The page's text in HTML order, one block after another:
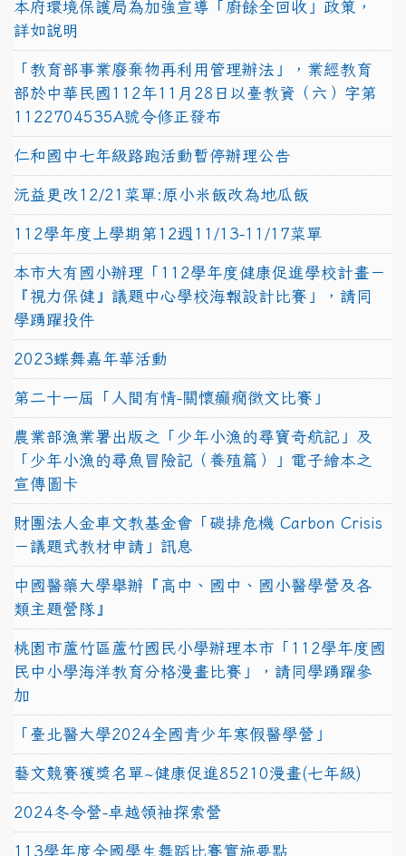
本府環境保護局為加強宣導「廚餘全回收」政策，
詳如說明
「教育部事業廢棄物再利用管理辦法」，業經教育
部於中華民國112年11月28日以臺教資（六）字第
1122704535A號令修正發布
仁和國中七年級路跑活動暫停辦理公告
沅益更改12/21菜單:原小米飯改為地瓜飯
112學年度上學期第12週11/13-11/17菜單
本市大有國小辦理「112學年度健康促進學校計畫－
『視力保健』議題中心學校海報設計比賽」，請同
學踴躍投件
2023蝶舞嘉年華活動
第二十一屆「人間有情-關懷癲癇徵文比賽」
農業部漁業署出版之「少年小漁的尋寶奇航記」及
「少年小漁的尋魚冒險記（養殖篇）」電子繪本之
宣傳圖卡
財團法人金車文教基金會「碳排危機 Carbon Crisis
－議題式教材申請」訊息
中國醫藥大學舉辦『高中、國中、國小醫學營及各
類主題營隊』
桃園市蘆竹區蘆竹國民小學辦理本市「112學年度國
民中小學海洋教育分格漫畫比賽」，請同學踴躍參
加
「臺北醫大學2024全國青少年寒假醫學營」
藝文競賽獲獎名單~健康促進85210漫畫(七年級)
2024冬令營-卓越領袖探索營
113學年度全國學生舞蹈比賽實施要點